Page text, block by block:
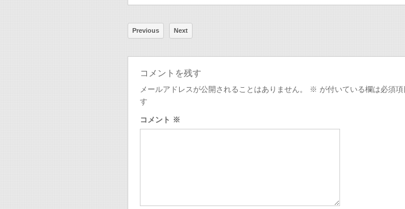
Previous Next
コメントを残す
メールアドレスが公開されることはありません。 ※ が付いている欄は必須項
す
コメント ※